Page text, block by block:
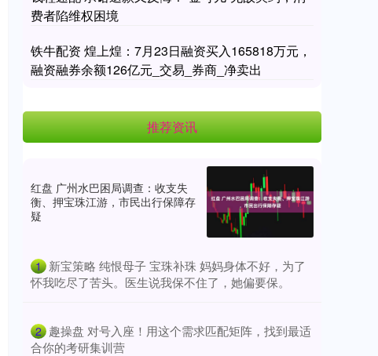
费者陷维权困境
铁牛配资 煌上煌：7月23日融资买入165818万元，
融资融券余额126亿元_交易_券商_净卖出
推荐资讯
红盘 广州水巴困局调查：收支失
衡、押宝珠江游，市民出行保障存
疑
1 ​新宝策略 纯恨母子 宝珠补珠 妈妈身体不好，为了
怀我吃尽了苦头。医生说我保不住了，她偏要保。
2 ​趣操盘 对号入座！用这个需求匹配矩阵，找到最适
合你的考研集训营